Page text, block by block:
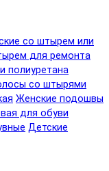
со штырем или
для ремонта
полиуретана
со штырями
Женские подошвы
для обуви
Детские